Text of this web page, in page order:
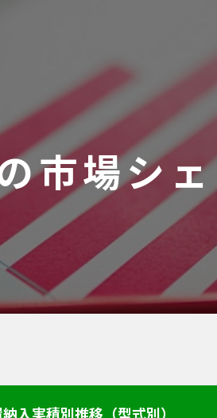
市場シ
入実積別推移（型式別）